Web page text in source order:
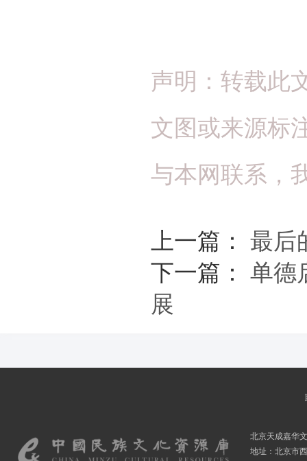
声明：转载此
文图或来源标
与本网联系，
上一篇： 最后
下一篇： 单德
展
北京天成嘉华
地址：北京市